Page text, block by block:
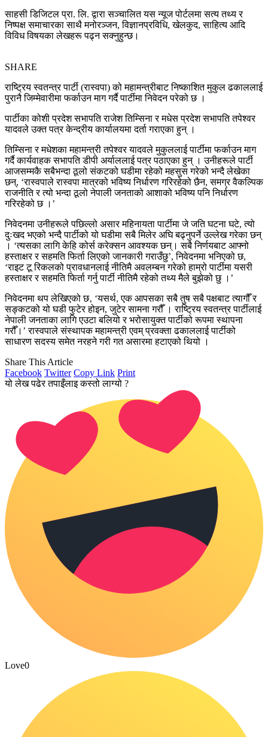
साहसी डिजिटल प्रा. लि. द्वारा सञ्चालित यस न्यूज पोर्टलमा सत्य तथ्य र
निष्पक्ष समाचारका साथै मनोरञ्जन, विज्ञानप्रविधि, खेलकुद, साहित्य आदि
विविध विषयका लेखहरू पढ्न सक्नुहुन्छ।
SHARE
राष्ट्रिय स्वतन्त्र पार्टी (रास्वपा) को महामन्त्रीबाट निष्काशित मुकुल ढकाललाई
पुरानै जिम्मेवारीमा फर्काउन माग गर्दै पार्टीमा निवेदन परेको छ ।
पार्टीका कोशी प्रदेश सभापति राजेश तिम्सिना र मधेस प्रदेश सभापति तपेश्वर
यादवले उक्त पत्र केन्द्रीय कार्यालयमा दर्ता गराएका हुन् ।
तिम्सिना र मधेशका महामन्त्री तपेश्वर यादवले मुकुललाई पार्टीमा फर्काउन माग
गर्दै कार्यवाहक सभापति डीपी अर्याललाई पत्र पठाएका हुन् । उनीहरूले पार्टी
आजसम्मकै सबैभन्दा ठूलो संकटको घडीमा रहेको महसुस गरेको भन्दै लेखेका
छन्, ‘रास्वपाले रास्वपा मात्रको भविष्य निर्धारण गरिरहेको छैन, समग्र वैकल्पिक
राजनीति र त्यो भन्दा ठूलो नेपाली जनताको आशाको भविष्य पनि निर्धारण
गरिरहेको छ ।’
निवेदनमा उनीहरूले पछिल्लो असार महिनायता पार्टीमा जे जति घटना घटे, त्यो
दुःखद भएको भन्दै पार्टीको यो घडीमा सबै मिलेर अघि बढ्नुपर्ने उल्लेख गरेका छन्
। ‘त्यसका लागि केहि कोर्स करेक्सन आवश्यक छन्। सबै निर्णयबाट आफ्नो
हस्ताक्षर र सहमति फिर्ता लिएको जानकारी गराउँछु’, निवेदनमा भनिएको छ,
‘राइट टू रिकलको प्रावधानलाई नीतिमै अवलम्बन गरेको हाम्रो पार्टीमा यसरी
हस्ताक्षर र सहमति फिर्ता गर्नु पार्टी नीतिमै रहेको तथ्य मैले बुझेको छु ।’
निवेदनमा थप लेखिएको छ‚ ‘यसर्थ, एक आपसका सबै तुष सबै पक्षबाट त्यागौँ र
सङ्कटको यो घडी फुटेर होइन, जुटेर सामना गरौँ । राष्ट्रिय स्वतन्त्र पार्टीलाई
नेपाली जनताका लागि एउटा बलियो र भरोसायुक्त पार्टीको रूपमा स्थापना
गरौँ।’ रास्वपाले संस्थापक महामन्त्री एवम् प्रवक्ता ढकाललाई पार्टीको
साधारण सदस्य समेत नरहने गरी गत असारमा हटाएको थियो ।
Share This Article
Facebook Twitter Copy Link Print
यो लेख पढेर तपाइँलाइ कस्तो लाग्यो ?
Love0